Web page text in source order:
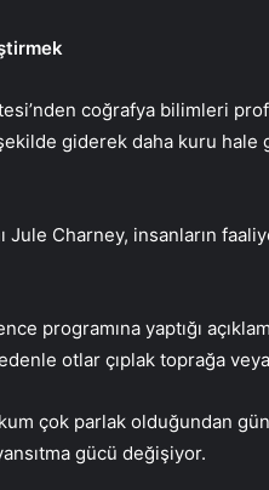
coğrafya bilimleri
giderek daha kuru hale
Jule Charney, insanların
programına yaptığı
otlar çıplak toprağa
çok parlak olduğundan
gücü değişiyor.